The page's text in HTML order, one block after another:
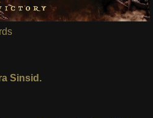
Sinsid.